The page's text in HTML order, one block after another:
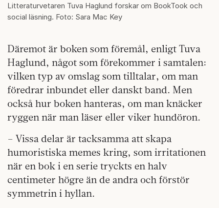
Litteraturvetaren Tuva Haglund forskar om BookTook och
social läsning. Foto: Sara Mac Key
Däremot är boken som föremål, enligt Tuva
Haglund, något som förekommer i samtalen:
vilken typ av omslag som tilltalar, om man
föredrar inbundet eller danskt band. Men
också hur boken hanteras, om man knäcker
ryggen när man läser eller viker hundöron.
– Vissa delar är tacksamma att skapa
humoristiska memes kring, som irritationen
när en bok i en serie tryckts en halv
centimeter högre än de andra och förstör
symmetrin i hyllan.